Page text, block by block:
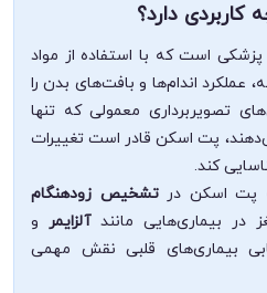
دارد؟
است که با استفاده از مواد
عملکرد اندام‌ها و بافت‌های بدن را
تصویربرداری معمولی که تنها
پت اسکن قادر است تغییرات
کند.
پت اسکن درتشخیص زودهنگام
در بیماری‌هایی مانندآلزایمر و
بیماری‌های قلبی نقش مهمی